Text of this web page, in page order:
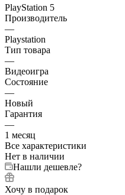
PlayStation 5
Производитель
—
Playstation
Тип товара
—
Видеоигра
Состояние
—
Новый
Гарантия
—
1 месяц
Все характеристики
Нет в наличии
Нашли дешевле?
Хочу в подарок